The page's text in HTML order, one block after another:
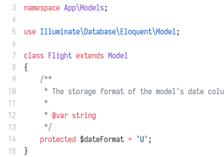
3
namespace App\Models;
4
5
use Illuminate\Database\Eloquent\Model;
6
7
class Flight extends Model
8
{
9
/**
10
* The storage format of the model's date
11
     *
12
     *
@var string
13
     */
14
protected $dateFormat = 'U' ;
15
}